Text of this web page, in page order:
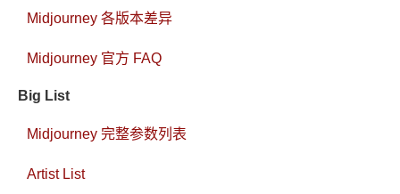
Midjourney 各版本差异
Midjourney 官方 FAQ
Big List
Midjourney 完整参数列表
Artist List